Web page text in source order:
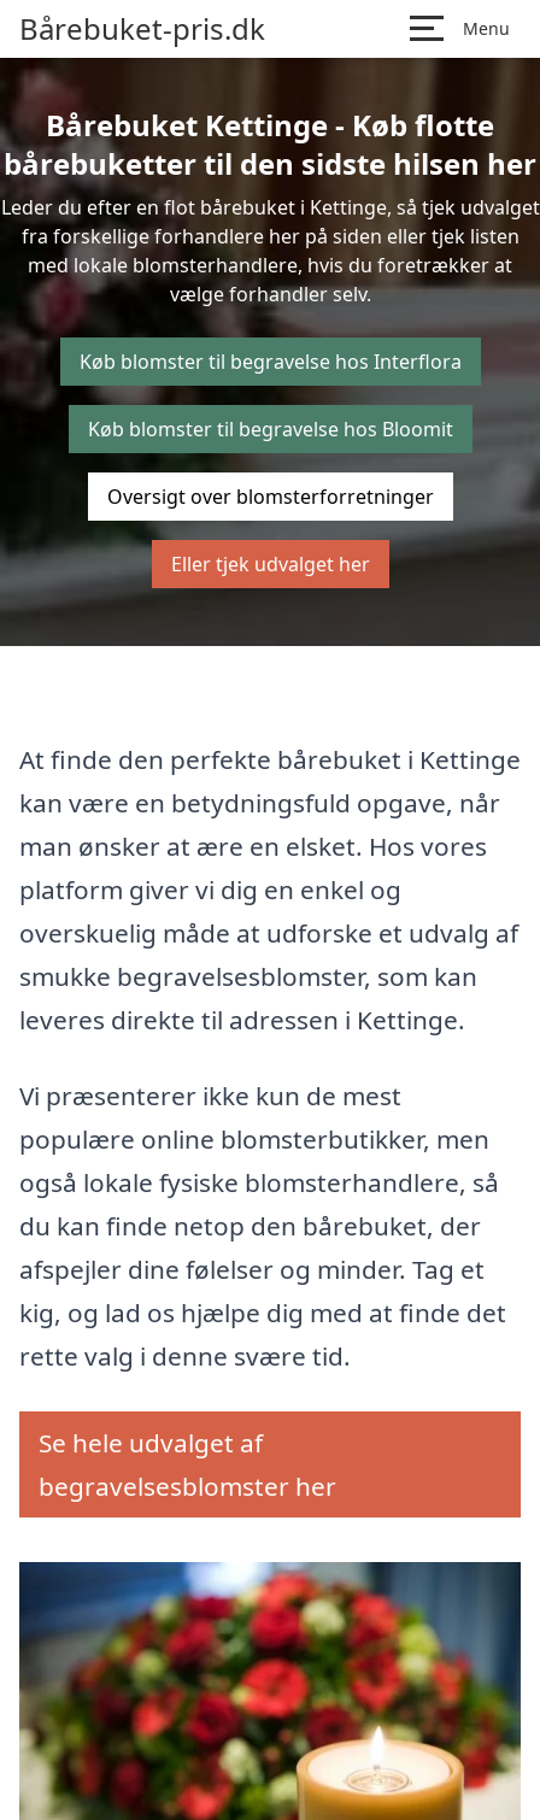
Bårebuket-pris.dk Menu
Bårebuket Kettinge - Køb flotte
bårebuketter til den sidste hilsen her
Leder du efter en flot bårebuket i Kettinge, så tjek udvalget
fra forskellige forhandlere her på siden eller tjek listen
med lokale blomsterhandlere, hvis du foretrækker at
vælge forhandler selv.
Køb blomster til begravelse hos Interflora
Køb blomster til begravelse hos Bloomit
Oversigt over blomsterforretninger
Eller tjek udvalget her
At finde den perfekte bårebuket i Kettinge
kan være en betydningsfuld opgave, når
man ønsker at ære en elsket. Hos vores
platform giver vi dig en enkel og
overskuelig måde at udforske et udvalg af
smukke begravelsesblomster, som kan
leveres direkte til adressen i Kettinge.
Vi præsenterer ikke kun de mest
populære online blomsterbutikker, men
også lokale fysiske blomsterhandlere, så
du kan finde netop den bårebuket, der
afspejler dine følelser og minder. Tag et
kig, og lad os hjælpe dig med at finde det
rette valg i denne svære tid.
Se hele udvalget af
begravelsesblomster her